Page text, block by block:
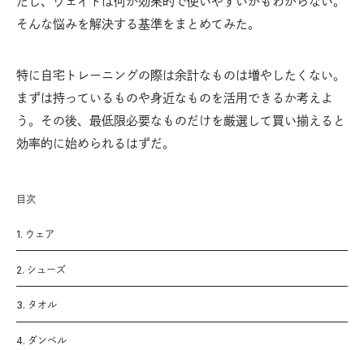
そんな悩みを解決する基準をまとめてみた。
特に自宅トレーニングの際は余計なものは増やしたくない。
まずは持っているものや身近なものを活用できるか考えよ
う。その後、最低限必要なものだけを厳選して買い揃えると
効率的に始められるはずだ。
目次
1. ウェア
2. シューズ
3. タオル
4. ダンベル